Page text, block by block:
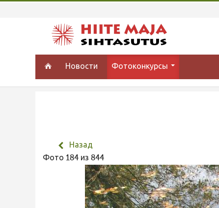
Новости Фотоконкурсы
Назад
Фото 184 из 844